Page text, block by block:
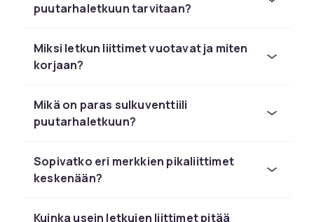
Pikaliittimien avulla voit vaihtaa suuttimen,
työkaluja. Valitse messinki tai iskunkestävä
muovi.
hallintaan
sulkevat virtauksen tarvittaessa. T-kappaleet
mahdollistavat useiden letkujen liittämisen.
puutarhaletkuun tarvitaan?
Miksi letkun liittimet vuotavat ja miten
korjaan?
Mikä on paras sulkuventtiili
puutarhaletkuun?
Sopivatko eri merkkien pikaliittimet
keskenään?
Kuinka usein letkujen liittimet pitää